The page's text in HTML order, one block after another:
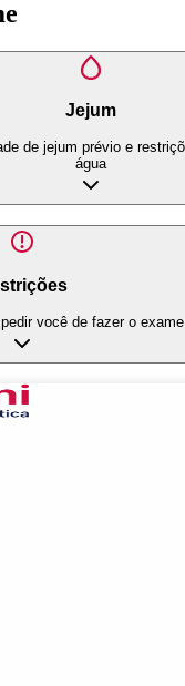
Jejum
de jejum prévio e
água
você de fazer o exame